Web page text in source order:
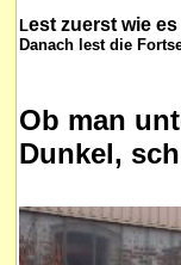
Lest zuerst wie
Danach lest die
Ob man
Dunkel,